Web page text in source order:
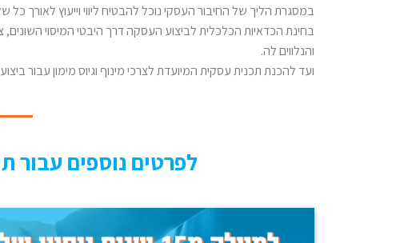
במסגרת הליך של החיבור העסקי נוכל להבטיח ליווי וייעוץ לאורך
בחינת הכדאיות הכלכלית לביצוע העסקה דרך היבטי המיסוי
והנלווים לה.
ועד להכנת תכנית עסקית המיועדת לצרכי מינוף וגיוס מימון עבור
לפרטים נוספים עבור